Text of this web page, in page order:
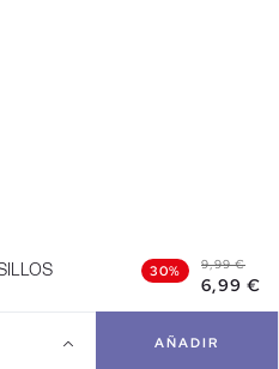
30% 9,99 €
6,99 €
AÑADIR